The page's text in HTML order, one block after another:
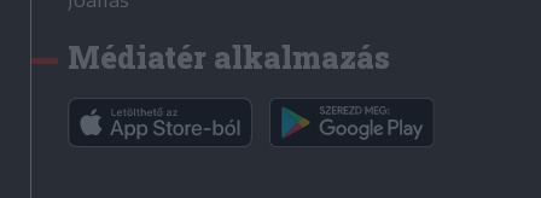
Médiatér alkalmazás